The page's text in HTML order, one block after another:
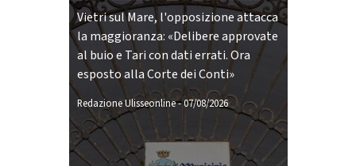
Vietri sul Mare, l'opposizione attacca
la maggioranza: «Delibere approvate
al buio e Tari con dati errati. Ora
esposto alla Corte dei Conti»
Redazione Ulisseonline-07/08/2026